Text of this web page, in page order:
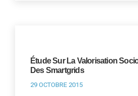
Étude Sur La Valorisation
Des Smartgrids
29 OCTOBRE 2015